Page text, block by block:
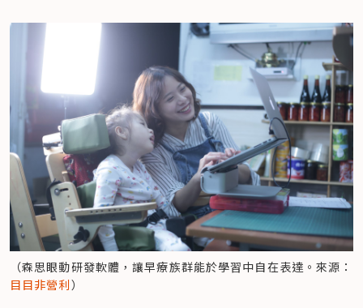
（森思眼動研發軟體，讓早療族群能於學習中自在表達。來源：
目目非營利）